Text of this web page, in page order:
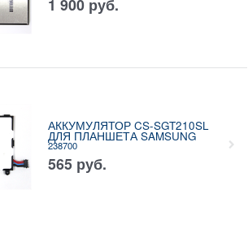
1 900 руб.
АККУМУЛЯТОР CS-SGT210SL
ДЛЯ ПЛАНШЕТА SAMSUNG
238700
565 руб.